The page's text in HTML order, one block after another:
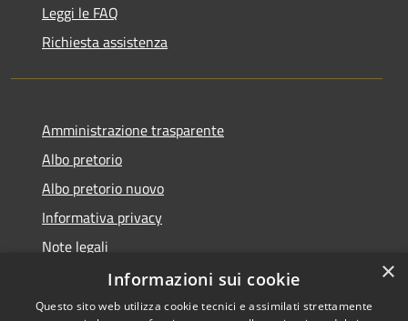
Leggi le FAQ
Richiesta assistenza
Amministrazione trasparente
Albo pretorio
Albo pretorio nuovo
Informativa privacy
Note legali
Dichiarazione di accessibilità
×
Informazioni sui cookie
Questo sito web utilizza cookie tecnici e assimilati strettamente